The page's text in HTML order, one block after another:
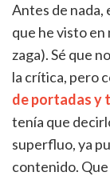
Antes de nada,
que he visto en
zaga). Sé que
la crítica, pero
de portadas y
tenía que
superfluo, ya
contenido.